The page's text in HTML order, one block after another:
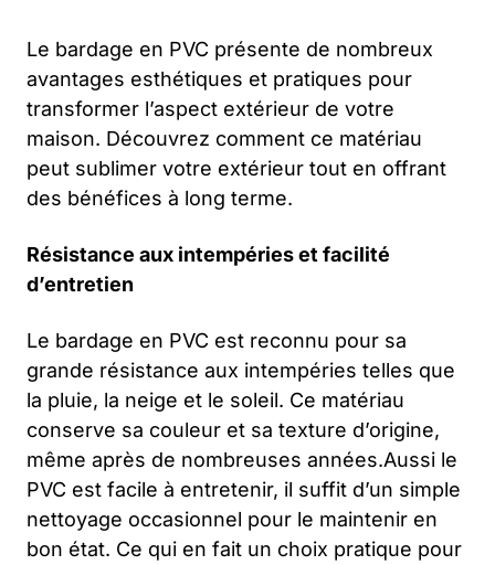
Le bardage en PVC présente de nombreux
avantages esthétiques et pratiques pour
transformer l’aspect extérieur de votre
maison. Découvrez comment ce matériau
peut sublimer votre extérieur tout en offrant
des bénéfices à long terme.
Résistance aux intempéries et facilité
d’entretien
Le bardage en PVC est reconnu pour sa
grande résistance aux intempéries telles que
la pluie, la neige et le soleil. Ce matériau
conserve sa couleur et sa texture d’origine,
même après de nombreuses années.Aussi le
PVC est facile à entretenir, il suffit d’un simple
nettoyage occasionnel pour le maintenir en
bon état. Ce qui en fait un choix pratique pour